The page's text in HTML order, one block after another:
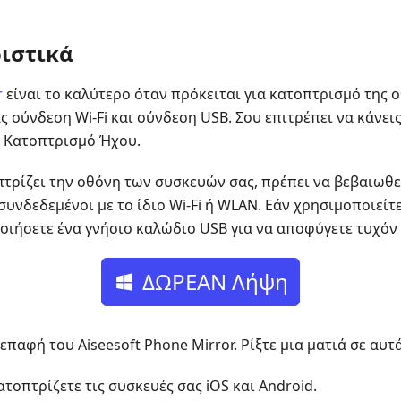
είναι το καλύτερο όταν πρόκειται για κατοπτρισμό της
Wi-Fi και σύνδεση USB. Σου επιτρέπει να
Ήχου.
την οθόνη των συσκευών σας, πρέπει να
με το ίδιο Wi-Fi ή WLAN. Εάν
ένα γνήσιο καλώδιο USB για να αποφύγετε
ΔΩΡΕΑΝ Λήψη
του Aiseesoft Phone Mirror. Ρίξτε μια ματιά σε
τις συσκευές σας iOS και Android.